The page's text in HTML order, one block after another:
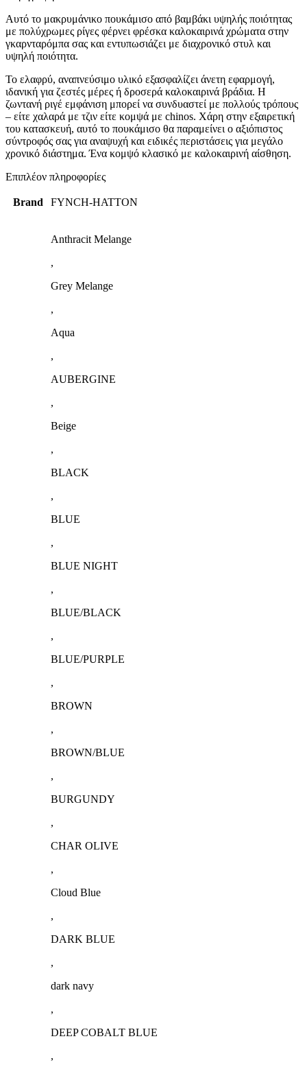
Αυτό το μακρυμάνικο πουκάμισο από βαμβάκι υψηλής ποιότητας
με πολύχρωμες ρίγες φέρνει φρέσκα καλοκαιρινά χρώματα στην
γκαρνταρόμπα σας και εντυπωσιάζει με διαχρονικό στυλ και
υψηλή ποιότητα.
Το ελαφρύ, αναπνεύσιμο υλικό εξασφαλίζει άνετη εφαρμογή,
ιδανική για ζεστές μέρες ή δροσερά καλοκαιρινά βράδια. Η
ζωντανή ριγέ εμφάνιση μπορεί να συνδυαστεί με πολλούς τρόπους
– είτε χαλαρά με τζιν είτε κομψά με chinos. Χάρη στην εξαιρετική
του κατασκευή, αυτό το πουκάμισο θα παραμείνει ο αξιόπιστος
σύντροφός σας για αναψυχή και ειδικές περιστάσεις για μεγάλο
χρονικό διάστημα. Ένα κομψό κλασικό με καλοκαιρινή αίσθηση.
Επιπλέον πληροφορίες
Brand FYNCH-HATTON
Anthracit Melange
,
Grey Melange
,
Aqua
,
AUBERGINE
,
Beige
,
BLACK
,
BLUE
,
BLUE NIGHT
,
BLUE/BLACK
,
BLUE/PURPLE
,
BROWN
,
BROWN/BLUE
,
BURGUNDY
,
CHAR OLIVE
,
Cloud Blue
,
DARK BLUE
,
dark navy
,
DEEP COBALT BLUE
,